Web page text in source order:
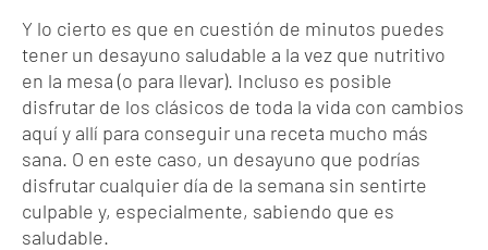
Y lo cierto es que en cuestión de minutos puedes
tener un desayuno saludable a la vez que nutritivo
en la mesa (o para llevar). Incluso es posible
disfrutar de los clásicos de toda la vida con cambios
aquí y allí para conseguir una receta mucho más
sana. O en este caso, un desayuno que podrías
disfrutar cualquier día de la semana sin sentirte
culpable y, especialmente, sabiendo que es
saludable.